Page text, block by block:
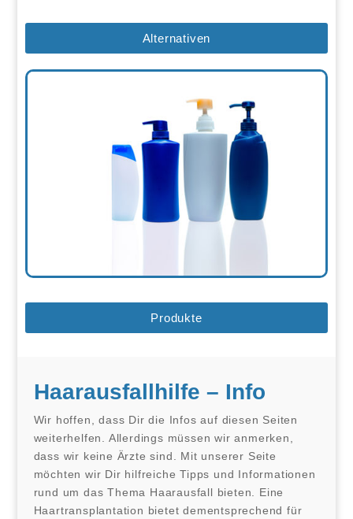
Alternativen
Produkte
Haarausfallhilfe – Info
Wir hoffen, dass Dir die Infos auf diesen Seiten
weiterhelfen. Allerdings müssen wir anmerken,
dass wir keine Ärzte sind. Mit unserer Seite
möchten wir Dir hilfreiche Tipps und Informationen
rund um das Thema Haarausfall bieten. Eine
Haartransplantation bietet dementsprechend für